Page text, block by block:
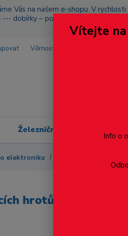
Vás na našem e-shopu. V
--- dobírky – pokud si z nějakého
Věrnostní program
Železniční modelářství
elektroniku
hrotů, poměděná
Vítejte na
Info o